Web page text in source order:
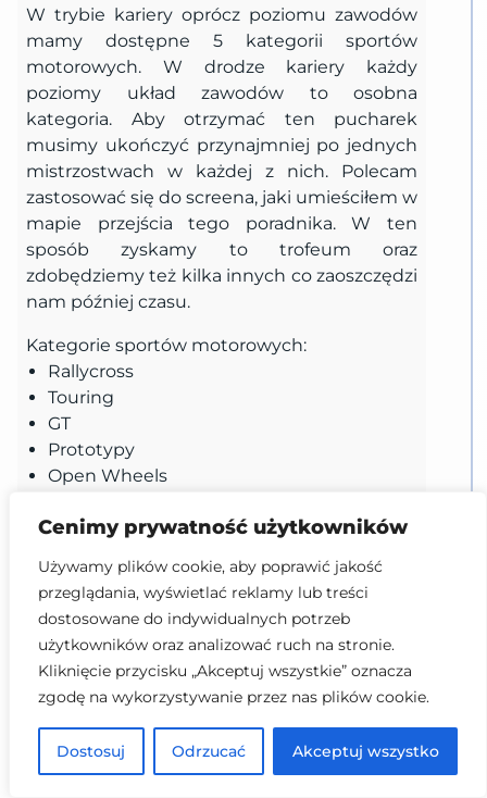
Cenimy prywatność użytkowników
Używamy plików cookie, aby poprawić jakość
przeglądania, wyświetlać reklamy lub treści
dostosowane do indywidualnych potrzeb
użytkowników oraz analizować ruch na stronie.
Kliknięcie przycisku „Akceptuj wszystkie” oznacza
zgodę na wykorzystywanie przez nas plików cookie.
Dostosuj Odrzucać Akceptuj wszystko
W trybie kariery oprócz poziomu zawodów
mamy dostępne 5 kategorii sportów
motorowych. W drodze kariery każdy
poziomy układ zawodów to osobna
kategoria. Aby otrzymać ten pucharek
musimy ukończyć przynajmniej po jednych
mistrzostwach w każdej z nich. Polecam
zastosować się do screena, jaki umieściłem w
mapie przejścia tego poradnika. W ten
sposób zyskamy to trofeum oraz
zdobędziemy też kilka innych co zaoszczędzi
nam później czasu.
Kategorie sportów motorowych:
Rallycross
Touring
GT
Prototypy
Open Wheels
Samotność długodystansowca/The
Milk Man
Wygrano zawody Indy 500 na pełnym dystansie
(200 okrążeń)/ Won a full distance (200 Laps) Indy
500 race